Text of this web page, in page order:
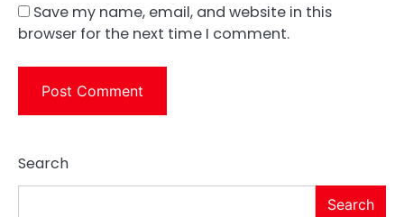
Save my name, email, and website in this
browser for the next time I comment.
Search
Search